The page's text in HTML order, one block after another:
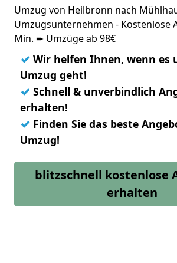
Umzug von Heilbronn nach
Umzugsunternehmen - Kostenlose
Min. ➨ Umzüge ab 98€
✓ Wir helfen Ihnen, wenn es
Umzug geht!
✓ Schnell & unverbindlich
erhalten!
✓ Finden Sie das beste
Umzug!
blitzschnell kostenlose
erhalten